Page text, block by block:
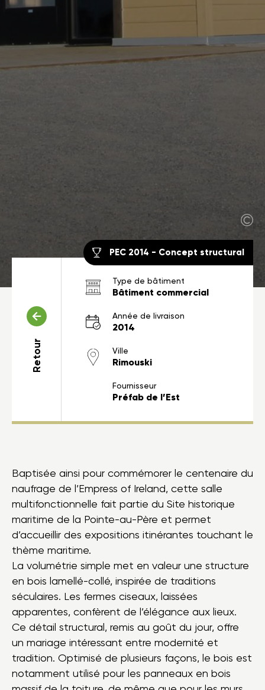
PEC 2014 - Concept structural
Retour
Type de bâtiment
Bâtiment commercial
Année de livraison
2014
Ville
Rimouski
Fournisseur
Préfab de l’Est
Baptisée ainsi pour commémorer le centenaire du
naufrage de l’Empress of Ireland, cette salle
multifonctionnelle fait partie du Site historique
maritime de la Pointe-au-Père et permet
d’accueillir des expositions itinérantes touchant le
thème maritime.
La volumétrie simple met en valeur une structure
en bois lamellé-collé, inspirée de traditions
séculaires. Les fermes ciseaux, laissées
apparentes, confèrent de l’élégance aux lieux.
Ce détail structural, remis au goût du jour, offre
un mariage intéressant entre modernité et
tradition. Optimisé de plusieurs façons, le bois est
notamment utilisé pour les panneaux en bois